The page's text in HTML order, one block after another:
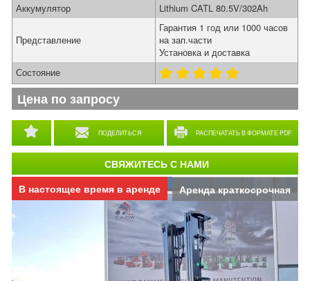
Аренда краткосрочная
В настоящее время в аренде
ПОДЕЛИТЬСЯ РАСПЕЧАТАТЬ В ФОРМАТЕ PDF
Аккумулятор
Lithium CATL 80.5V/302Ah
Представление
Гарантия 1 год или 1000 часов
на зап.части
Установка и доставка
Состояние
Цена по запросу
СВЯЖИТЕСЬ С НАМИ